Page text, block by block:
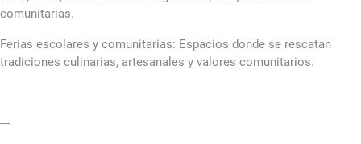
comunitarias.
Ferias escolares y comunitarias: Espacios donde se rescatan
tradiciones culinarias, artesanales y valores comunitarios.
---